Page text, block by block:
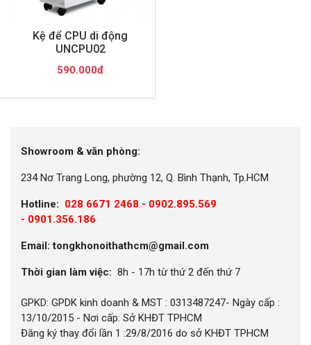
Kệ để CPU di động
UNCPU02
590.000đ
Showroom & văn phòng:
234 Nơ Trang Long, phường 12, Q. Bình Thạnh, Tp.HCM
Hotline: 028 6671 2468 - 0902.895.569
- 0901.356.186
Email: tongkhonoithathcm@gmail.com
Thời gian làm việc: 8h - 17h từ thứ 2 đến thứ 7
GPKD: GPDK kinh doanh & MST : 0313487247- Ngày cấp :
13/10/2015 - Nơi cấp: Sở KHĐT TPHCM
Đăng ký thay đổi lần 1 :29/8/2016 do sở KHĐT TPHCM